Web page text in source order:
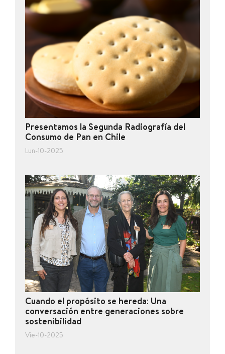
Presentamos la Segunda Radiografía del
Consumo de Pan en Chile
Lun-10-2025
Cuando el propósito se hereda: Una
conversación entre generaciones sobre
sostenibilidad
Vie-10-2025